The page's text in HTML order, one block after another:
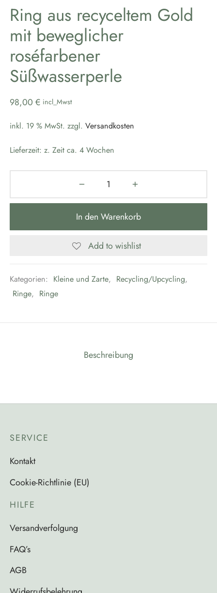
Ring aus recyceltem Gold
mit beweglicher
roséfarbener
Süßwasserperle
98,00 € incl_Mwst
inkl. 19 % MwSt. zzgl. Versandkosten
Lieferzeit: z. Zeit ca. 4 Wochen
In den Warenkorb
Add to wishlist
Kategorien: Kleine und Zarte, Recycling/Upcycling,
Ringe, Ringe
Beschreibung
SERVICE
Kontakt
Cookie-Richtlinie (EU)
HILFE
Versandverfolgung
FAQ’s
AGB